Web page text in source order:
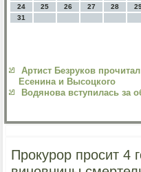
24
25 26 27 28
31
Артист Безруков
Есенина и Высоцкого
Водянова вступилась за
Прокурор просит 4